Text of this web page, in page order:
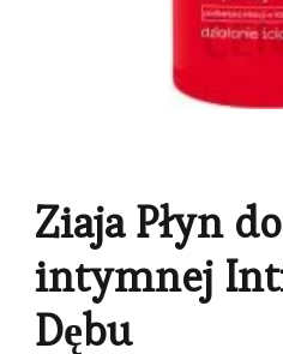
Ziaja Płyn
intymnej
Dębu